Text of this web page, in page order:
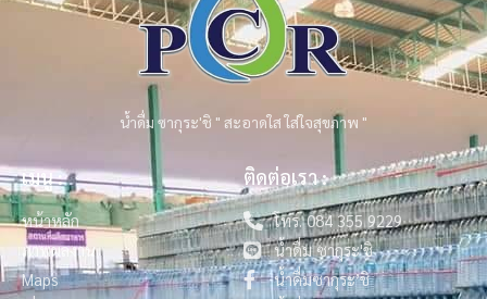
น้ำดื่ม ซากุระ'ชิ " สะอาดใส ใส่ใจสุขภาพ "
เมนู :
หน้าหลัก
ภาพผลงาน
Maps
ติดต่อเรา :
โทร. 084 355 9229
น้ำดื่ม ซากุระ'ชิ
น้ำดื่มซากุระ’ชิ